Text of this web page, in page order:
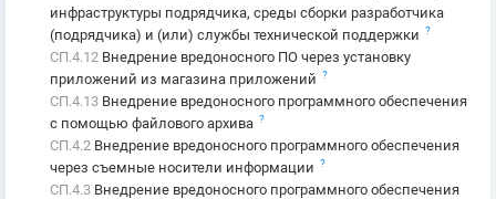
инфраструктуры подрядчика, среды сборки разработчика
(подрядчика) и (или) службы технической поддержки ?
СП.4.12 Внедрение вредоносного ПО через установку
приложений из магазина приложений ?
СП.4.13 Внедрение вредоносного программного обеспечения
с помощью файлового архива ?
СП.4.2 Внедрение вредоносного программного обеспечения
через съемные носители информации ?
СП.4.3 Внедрение вредоносного программного обеспечения